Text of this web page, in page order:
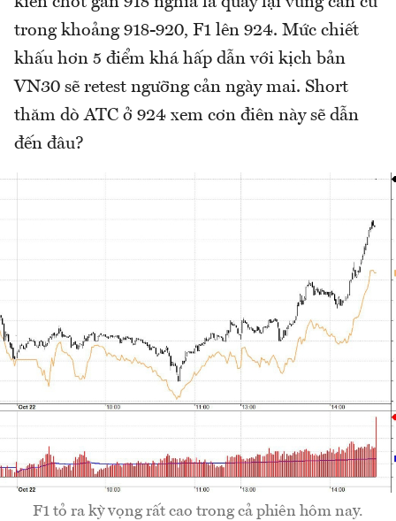
trong khoảng 918-920, F1 lên 924. Mức chiết
khấu hơn 5 điểm khá hấp dẫn với kịch bản
VN30 sẽ retest ngưỡng cản ngày mai. Short
thăm dò ATC ở 924 xem cơn điên này sẽ dẫn
đến đâu?
F1 tỏ ra kỳ vọng rất cao trong cả phiên hôm nay.